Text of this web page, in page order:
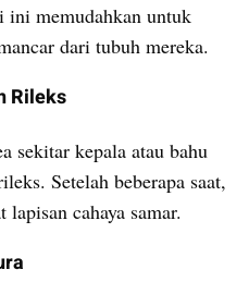
ini memudahkan untuk
dari tubuh mereka.
Rileks
sekitar kepala atau bahu
Setelah beberapa saat,
cahaya samar.